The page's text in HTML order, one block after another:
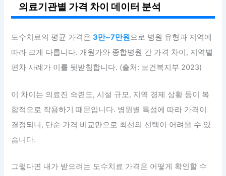
의료기관별 가격 차이 데이터 분석
도수치료의 평균 가격은3만~7만원으로 병원 유형과 지역에
따라 크게 다릅니다. 개원가와 종합병원 간 가격 차이, 지역별
편차 사례가 이를 뒷받침합니다. (출처: 보건복지부 2023)
이 차이는 의료진 숙련도, 시설 규모, 지역 경제 상황 등이 복
합적으로 작용하기 때문입니다. 병원별 특성에 따라 가격이
결정되니, 단순 가격 비교만으로 최선의 선택이 어려울 수 있
습니다.
그렇다면 내가 받으려는 도수치료 가격은 어떻게 확인할 수